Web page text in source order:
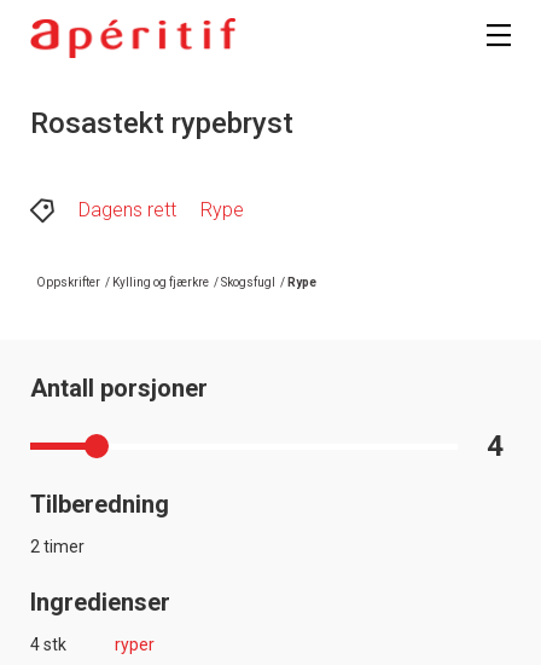
Registrer deg
Rosastekt rypebryst
Dagens rett Rype
Oppskrifter / Kylling og fjærkre /Skogsfugl / Rype
Antall porsjoner
4
Tilberedning
2 timer
Ingredienser
4 stk
ryper